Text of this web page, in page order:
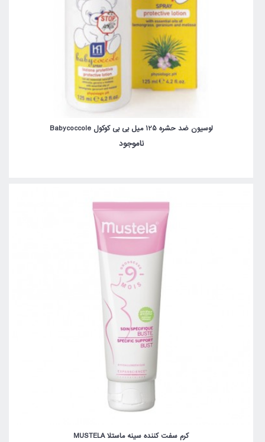
لوسیون ضد حشره 125 میل بی بی کوکول Babycoccole
ناموجود
کرم سفت کننده سینه ماستلا MUSTELA